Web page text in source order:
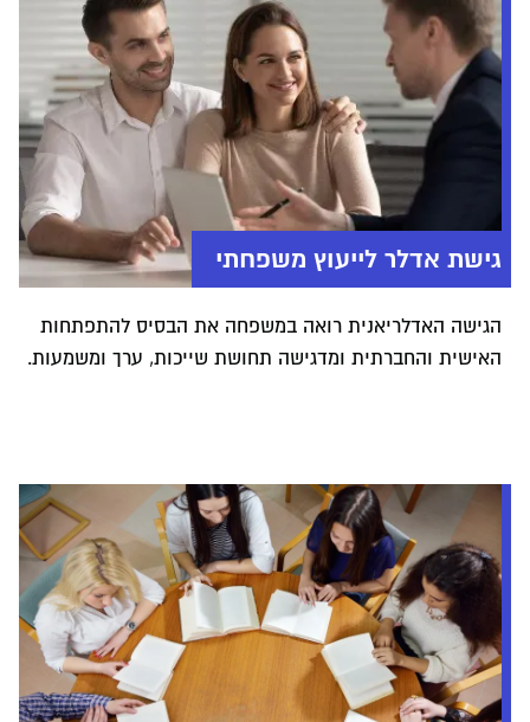
גישת אדלר לייעוץ משפחתי
הגישה האדלריאנית רואה במשפחה את הבסיס להתפתחות
האישית והחברתית ומדגישה תחושת שייכות, ערך ומשמעות.